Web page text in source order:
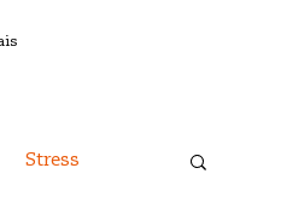
Stress